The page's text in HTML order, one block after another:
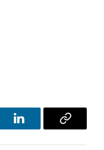
LinkedInCopy